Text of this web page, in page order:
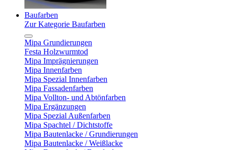
Baufarben
Zur Kategorie Baufarben
Mipa Grundierungen
Festa Holzwurmtod
Mipa Imprägnierungen
Mipa Innenfarben
Mipa Spezial Innenfarben
Mipa Fassadenfarben
Mipa Vollton- und Abtönfarben
Mipa Ergänzungen
Mipa Spezial Außenfarben
Mipa Spachtel / Dichtstoffe
Mipa Bautenlacke / Grundierungen
Mipa Bautenlacke / Weißlacke